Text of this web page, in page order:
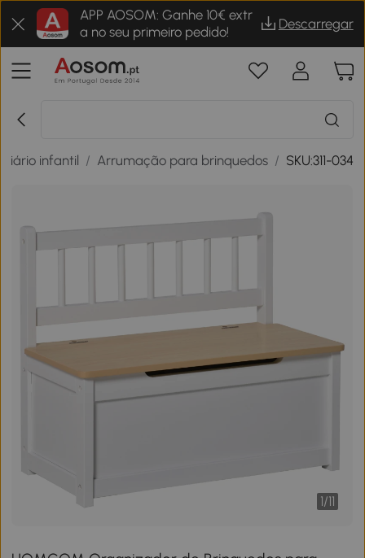
APP AOSOM: Ganhe 10€ extr
a no seu primeiro pedido!
Descarregar
infantil / Arrumação para brinquedos / SKU:311-034
1/11